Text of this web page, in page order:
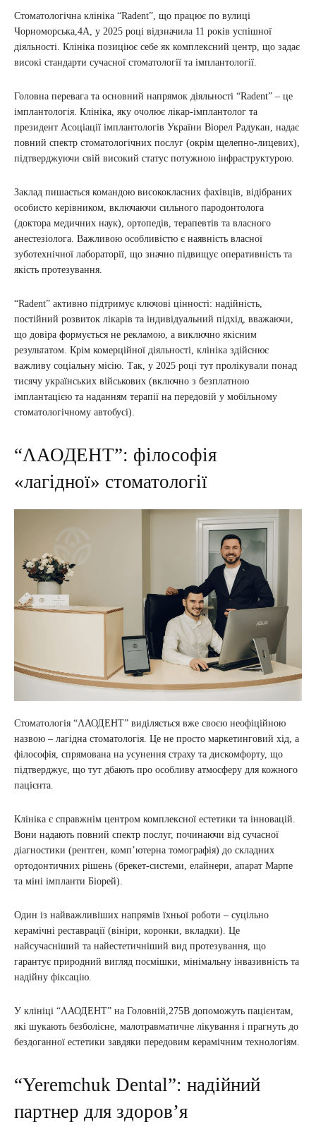
Стоматологічна клініка “Radent”, що працює по вулиці
Чорноморська,4А, у 2025 році відзначила 11 років успішної
діяльності. Клініка позиціює себе як комплексний центр, що задає
високі стандарти сучасної стоматології та імплантології.
Головна перевага та основний напрямок діяльності “Radent” – це
імплантологія. Клініка, яку очолює лікар-імплантолог та
президент Асоціації імплантологів України Віорел Радукан, надає
повний спектр стоматологічних послуг (окрім щелепно-лицевих),
підтверджуючи свій високий статус потужною інфраструктурою.
Заклад пишається командою висококласних фахівців, відібраних
особисто керівником, включаючи сильного пародонтолога
(доктора медичних наук), ортопедів, терапевтів та власного
анестезіолога. Важливою особливістю є наявність власної
зуботехнічної лабораторії, що значно підвищує оперативність та
якість протезування.
“Radent” активно підтримує ключові цінності: надійність,
постійний розвиток лікарів та індивідуальний підхід, вважаючи,
що довіра формується не рекламою, а виключно якісним
результатом. Крім комерційної діяльності, клініка здійснює
важливу соціальну місію. Так, у 2025 році тут пролікували понад
тисячу українських військових (включно з безплатною
імплантацією та наданням терапії на передовій у мобільному
стоматологічному автобусі).
“ΛАОДЕНТ”: філософія
«лагідної» стоматології
Стоматологія “ΛАОДЕНТ” виділяється вже своєю неофіційною
назвою – лагідна стоматологія. Це не просто маркетинговий хід, а
філософія, спрямована на усунення страху та дискомфорту, що
підтверджує, що тут дбають про особливу атмосферу для кожного
пацієнта.
Клініка є справжнім центром комплексної естетики та інновацій.
Вони надають повний спектр послуг, починаючи від сучасної
діагностики (рентген, комп’ютерна томографія) до складних
ортодонтичних рішень (брекет-системи, елайнери, апарат Марпе
та міні імпланти Біорей).
Один із найважливіших напрямів їхньої роботи – суцільно
керамічні реставрації (вініри, коронки, вкладки). Це
найсучасніший та найестетичніший вид протезування, що
гарантує природний вигляд посмішки, мінімальну інвазивність та
надійну фіксацію.
У клініці “ΛАОДЕНТ” на Головній,275В допоможуть пацієнтам,
які шукають безболісне, малотравматичне лікування і прагнуть до
бездоганної естетики завдяки передовим керамічним технологіям.
“Yeremchuk Dental”: надійний
партнер для здоров’я